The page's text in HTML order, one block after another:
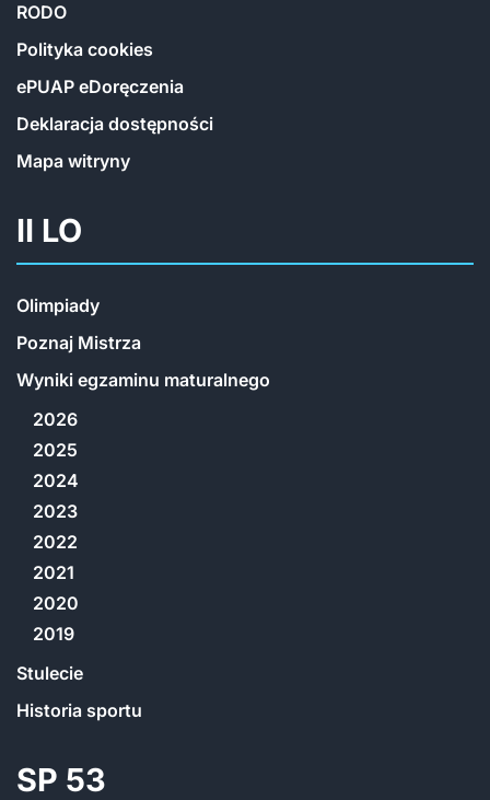
RODO
Polityka cookies
ePUAP eDoręczenia
Deklaracja dostępności
Mapa witryny
II LO
Olimpiady
Poznaj Mistrza
Wyniki egzaminu maturalnego
2026
2025
2024
2023
2022
2021
2020
2019
Stulecie
Historia sportu
SP 53